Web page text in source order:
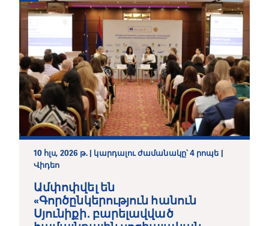
10 հլս, 2026 թ. | կարդալու ժամանակը՝ 4 րոպե |
Վիդեո
Ամփոփվել են
«Գործընկերություն հանուն
Սյունիքի․ բարելավված